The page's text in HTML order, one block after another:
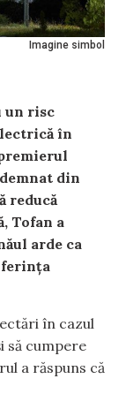
Imagine simbol
un risc
în
din
reducă
Tofan a
arde ca
în cazul
să cumpere
a răspuns că